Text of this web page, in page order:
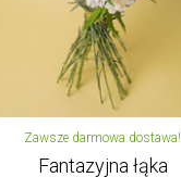
Zawsze darmowa dostawa!
Fantazyjna łąka